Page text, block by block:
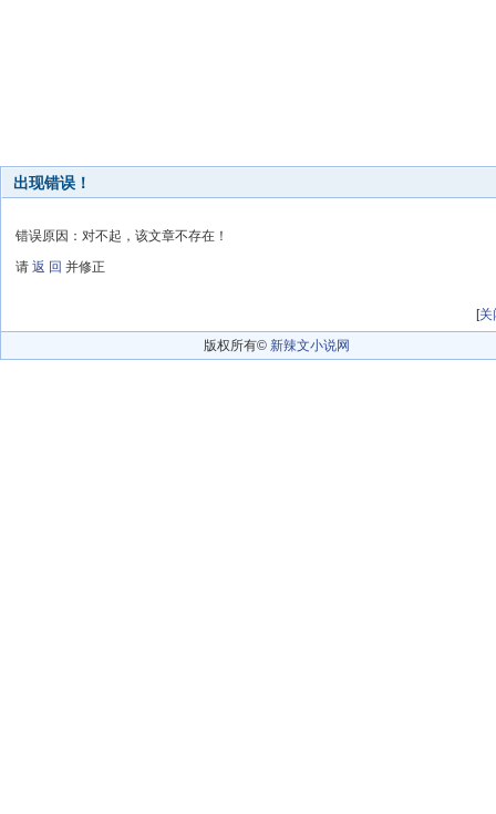
出现错误！
错误原因：对不起，该文章不存在！
请 返 回 并修正
[关
版权所有© 新辣文小说网